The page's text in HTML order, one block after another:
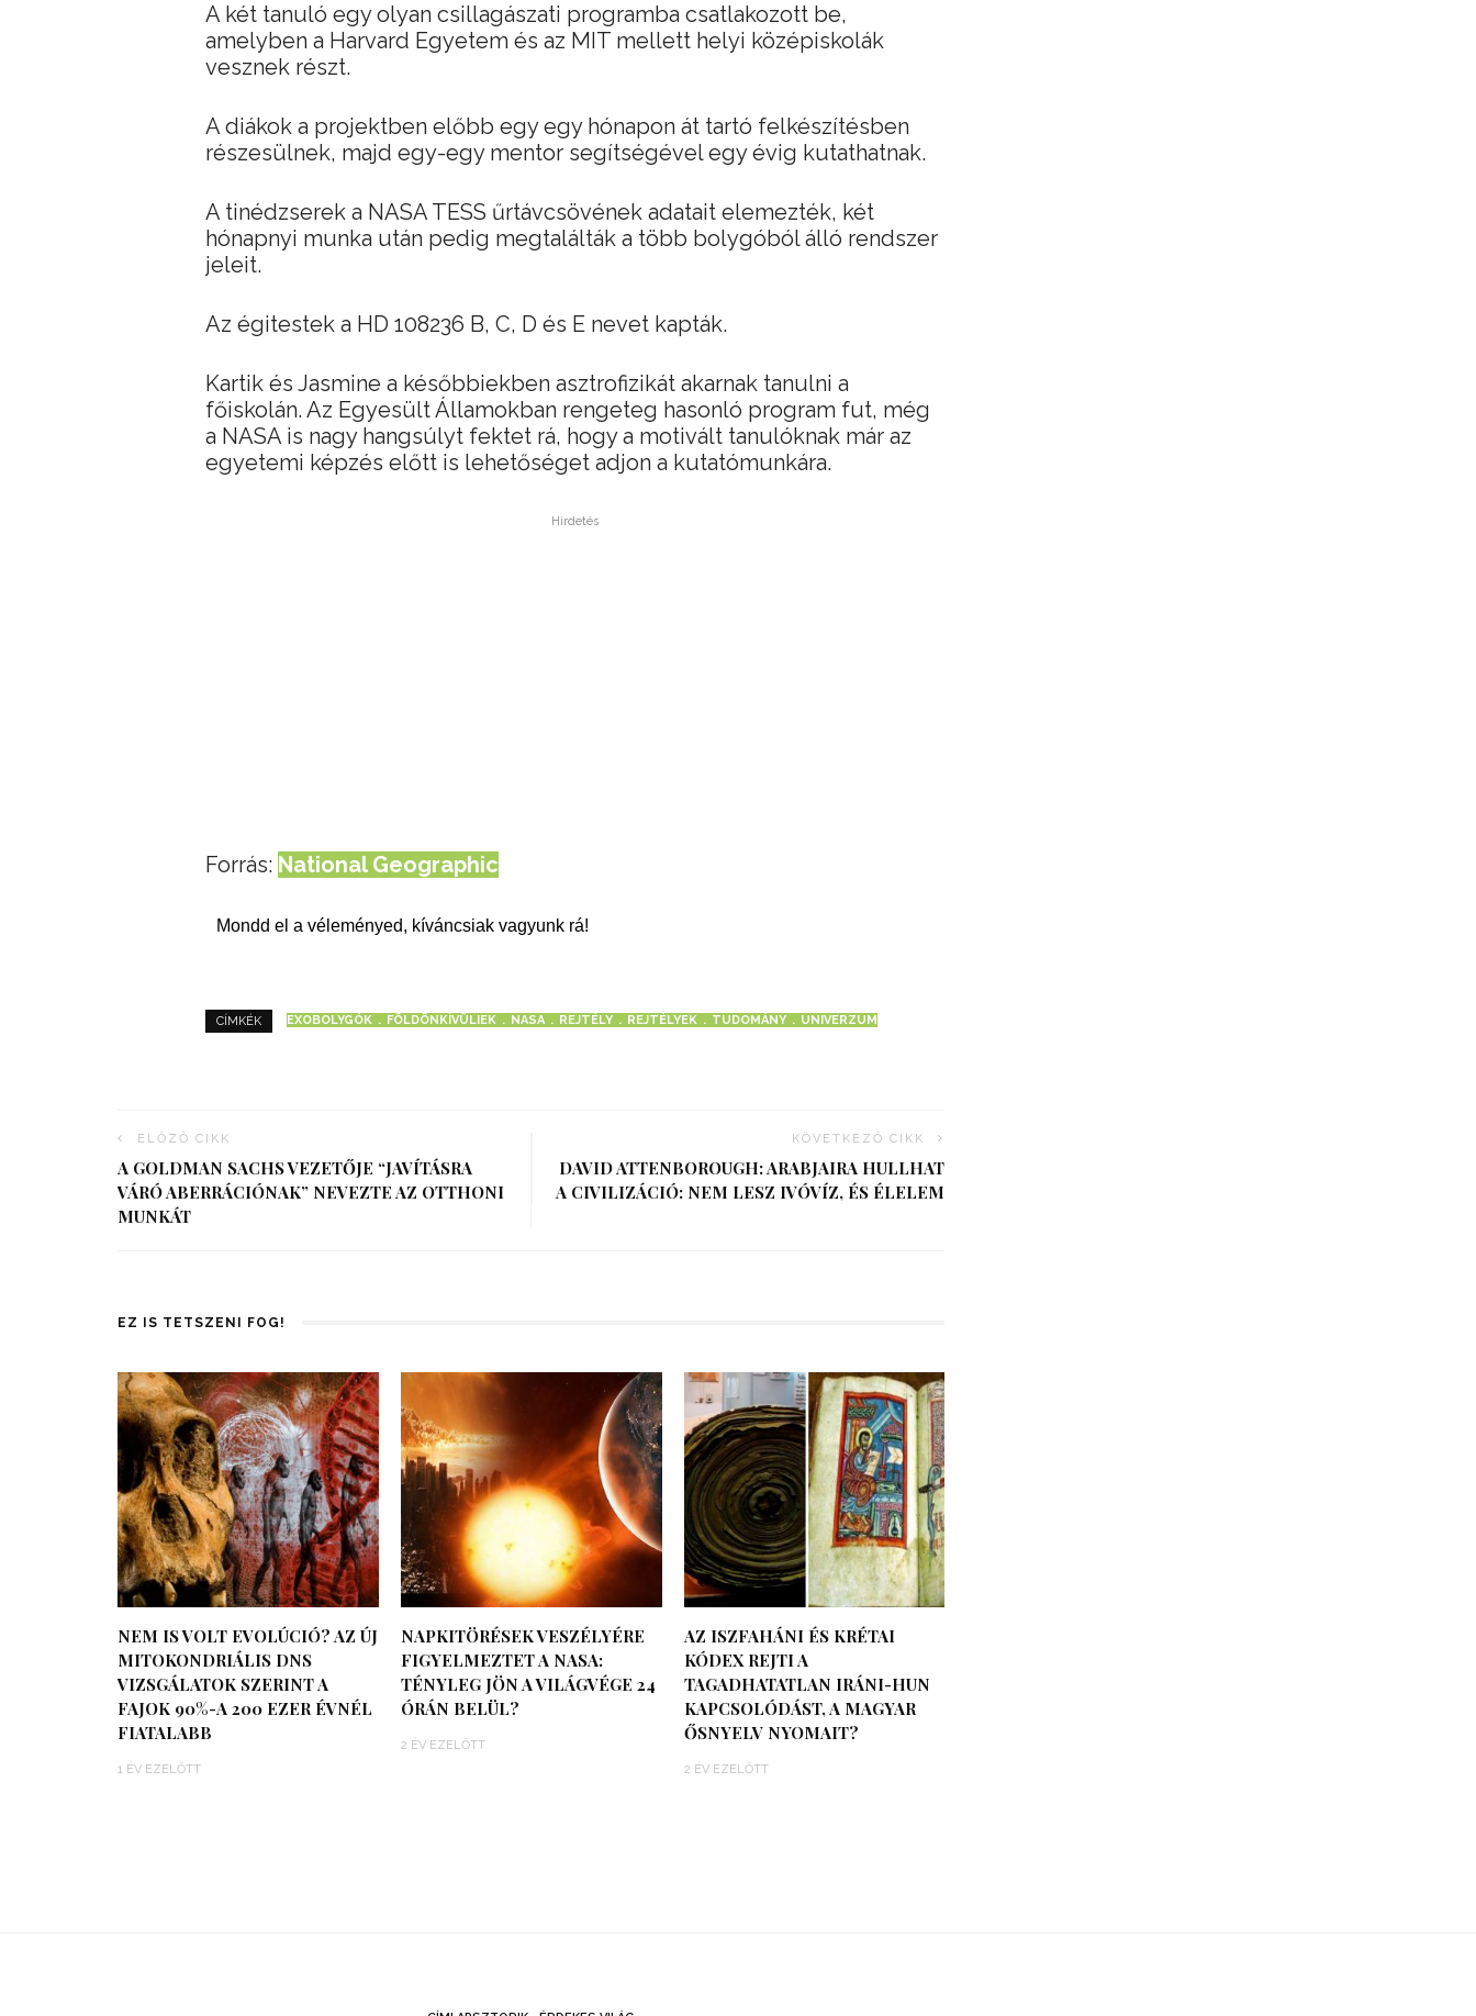
A két tanuló egy olyan csillagászati programba csatlakozott be,
amelyben a Harvard Egyetem és az MIT mellett helyi középiskolák
vesznek részt.
A diákok a projektben előbb egy egy hónapon át tartó felkészítésben
részesülnek, majd egy-egy mentor segítségével egy évig kutathatnak.
A tinédzserek a NASA TESS űrtávcsövének adatait elemezték, két
hónapnyi munka után pedig megtalálták a több bolygóból álló rendszer
jeleit.
Az égitestek a HD 108236 B, C, D és E nevet kapták.
Kartik és Jasmine a későbbiekben asztrofizikát akarnak tanulni a
főiskolán. Az Egyesült Államokban rengeteg hasonló program fut, még
a NASA is nagy hangsúlyt fektet rá, hogy a motivált tanulóknak már az
egyetemi képzés előtt is lehetőséget adjon a kutatómunkára.
Hirdetés
Forrás: National Geographic
Mondd el a véleményed, kíváncsiak vagyunk rá!
CÍMKÉK EXOBOLYGÓK FÖLDÖNKÍVÜLIEK NASA REJTÉLY REJTÉLYEK TUDOMÁNY UNIVERZUM
ELŐZŐ CIKK
A GOLDMAN SACHS VEZETŐJE “JAVÍTÁSRA
VÁRÓ ABERRÁCIÓNAK” NEVEZTE AZ OTTHONI
MUNKÁT
KÖVETKEZŐ CIKK
DAVID ATTENBOROUGH: ARABJAIRA HULLHAT
A CIVILIZÁCIÓ: NEM LESZ IVÓVÍZ, ÉS ÉLELEM
EZ IS TETSZENI FOG!
NEM IS VOLT EVOLÚCIÓ? AZ ÚJ
MITOKONDRIÁLIS DNS
VIZSGÁLATOK SZERINT A
FAJOK 90%-A 200 EZER ÉVNÉL
FIATALABB
1 ÉV EZELŐTT
NAPKITÖRÉSEK VESZÉLYÉRE
FIGYELMEZTET A NASA:
TÉNYLEG JÖN A VILÁGVÉGE 24
ÓRÁN BELÜL?
2 ÉV EZELŐTT
AZ ISZFAHÁNI ÉS KRÉTAI
KÓDEX REJTI A
TAGADHATATLAN IRÁNI-HUN
KAPCSOLÓDÁST, A MAGYAR
ŐSNYELV NYOMAIT?
2 ÉV EZELŐTT